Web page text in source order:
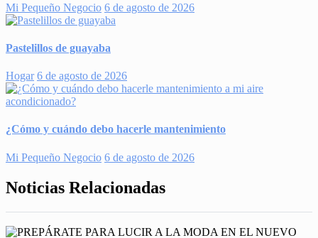
Mi Pequeño Negocio 6 de agosto de 2026
Pastelillos de guayaba
Hogar 6 de agosto de 2026
¿Cómo y cuándo debo hacerle mantenimiento
Mi Pequeño Negocio 6 de agosto de 2026
Noticias Relacionadas